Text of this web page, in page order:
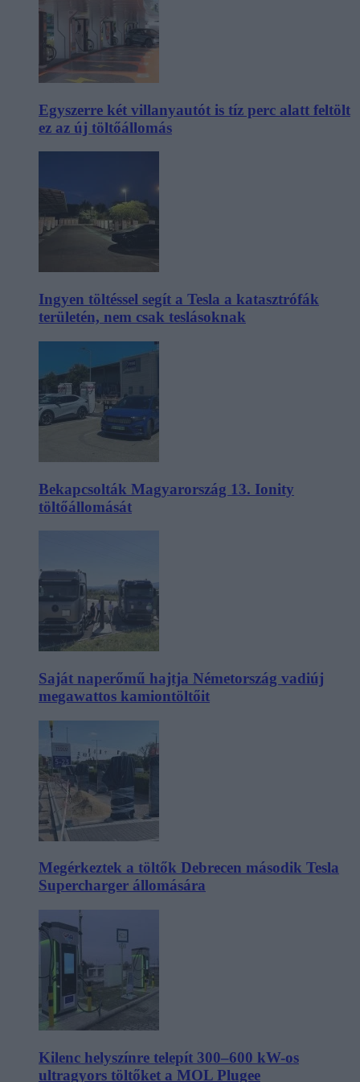
Egyszerre két villanyautót is tíz perc alatt feltölt
ez az új töltőállomás
Ingyen töltéssel segít a Tesla a katasztrófák
területén, nem csak teslásoknak
Bekapcsolták Magyarország 13. Ionity
töltőállomását
Saját naperőmű hajtja Németország vadiúj
megawattos kamiontöltőit
Megérkeztek a töltők Debrecen második Tesla
Supercharger állomására
Kilenc helyszínre telepít 300–600 kW-os
ultragyors töltőket a MOL Plugee